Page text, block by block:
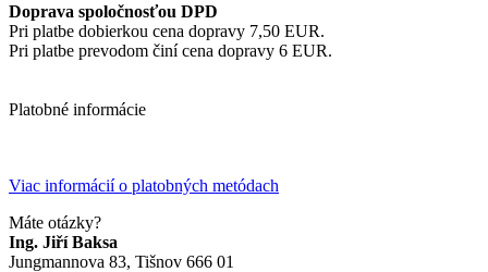
Doprava spoločnosťou DPD
Pri platbe dobierkou cena dopravy 7,50 EUR.
Pri platbe prevodom činí cena dopravy 6 EUR.
Platobné informácie
Viac informácií o platobných metódach
Máte otázky?
Ing. Jiří Baksa
Jungmannova 83, Tišnov 666 01